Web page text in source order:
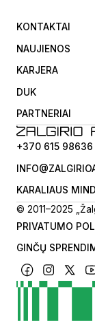
KONTAKTAI
NAUJIENOS
KARJERA
DUK
PARTNERIAI
+370 615 98636
KARALIAUS
© 2011–2025
PRIVATUMO
GINČŲ